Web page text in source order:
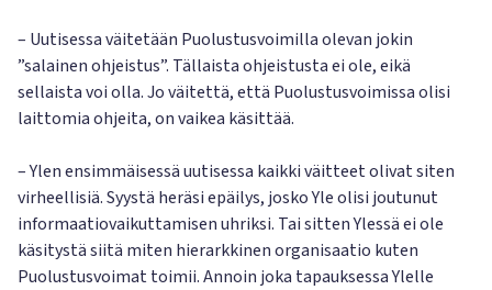
– Uutisessa väitetään Puolustusvoimilla olevan jokin
”salainen ohjeistus”. Tällaista ohjeistusta ei ole, eikä
sellaista voi olla. Jo väitettä, että Puolustusvoimissa olisi
laittomia ohjeita, on vaikea käsittää.
– Ylen ensimmäisessä uutisessa kaikki väitteet olivat siten
virheellisiä. Syystä heräsi epäilys, josko Yle olisi joutunut
informaatiovaikuttamisen uhriksi. Tai sitten Ylessä ei ole
käsitystä siitä miten hierarkkinen organisaatio kuten
Puolustusvoimat toimii. Annoin joka tapauksessa Ylelle